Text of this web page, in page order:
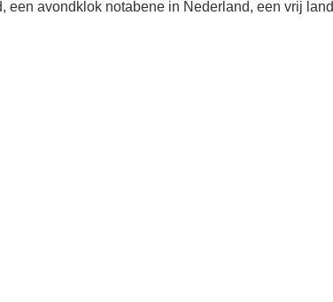
avondklok notabene in Nederland, een vrij